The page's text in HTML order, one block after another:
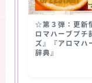
☆第３弾：更新
ロマハーブプチ
ズ』『アロマハ
辞典』